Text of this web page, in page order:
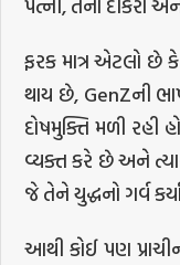
ફરક માત્ર એટલો
થાય છે, GenZની
દોષમુક્તિ મળી રહી
વ્યક્ત કરે છે અને
જે તેને યુદ્ધનો ગર્વ
આથી કોઈ પણ